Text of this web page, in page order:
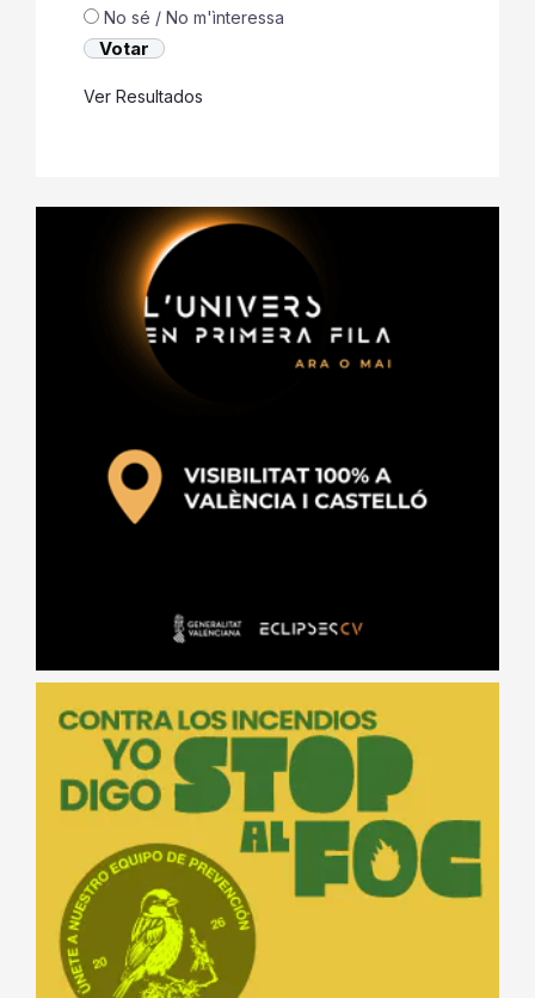
No sé / No m'ìnteressa
Ver Resultados